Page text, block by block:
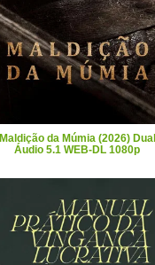
Maldição da Múmia (2026) Dual
Áudio 5.1 WEB-DL 1080p